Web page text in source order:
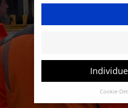
Cookie-